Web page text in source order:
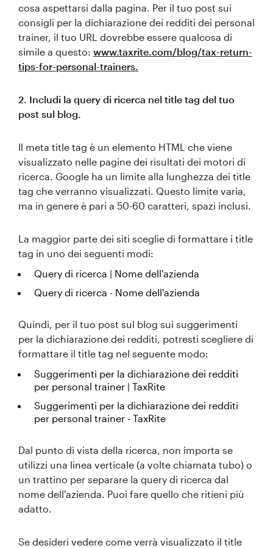
cosa aspettarsi dalla pagina. Per il tuo post sui
consigli per la dichiarazione dei redditi dei personal
trainer, il tuo URL dovrebbe essere qualcosa di
simile a questo: www.taxrite.com/blog/tax-return-
tips-for-personal-trainers.
2. Includi la query di ricerca nel title tag del tuo
post sul blog.
Il meta title tag è un elemento HTML che viene
visualizzato nelle pagine dei risultati dei motori di
ricerca. Google ha un limite alla lunghezza dei title
tag che verranno visualizzati. Questo limite varia,
ma in genere è pari a 50-60 caratteri, spazi inclusi.
La maggior parte dei siti sceglie di formattare i title
tag in uno dei seguenti modi:
Query di ricerca | Nome dell'azienda
Query di ricerca - Nome dell'azienda
Quindi, per il tuo post sul blog sui suggerimenti
per la dichiarazione dei redditi, potresti scegliere di
formattare il title tag nel seguente modo:
Suggerimenti per la dichiarazione dei redditi
per personal trainer | TaxRite
Suggerimenti per la dichiarazione dei redditi
per personal trainer - TaxRite
Dal punto di vista della ricerca, non importa se
utilizzi una linea verticale (a volte chiamata tubo) o
un trattino per separare la query di ricerca dal
nome dell'azienda. Puoi fare quello che ritieni più
adatto.
Se desideri vedere come verrà visualizzato il title